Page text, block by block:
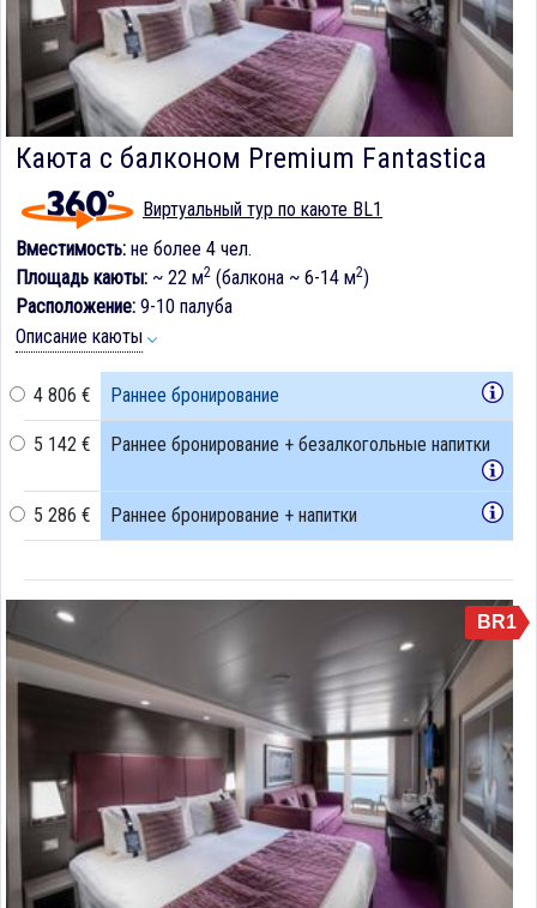
Каюта с балконом Premium Fantastica
Виртуальный тур по каюте BL1
Вместимость: не более 4 чел.
Площадь каюты: ~ 22 м2 (балкона ~ 6-14 м2)
Расположение: 9-10 палуба
Описание каюты
4 806 € Раннее бронирование
5 142 € Раннее бронирование + безалкогольные напитки
5 286 € Раннее бронирование + напитки
BR1